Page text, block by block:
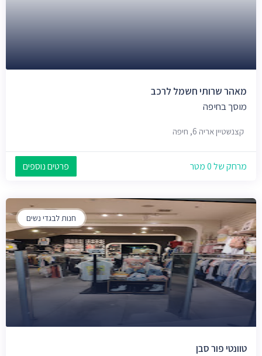
מאהר שרותי חשמל לרכב
מוסך בחיפה
קצנשטיין אריה 6, חיפה
מרחק של 0 מטר פרטים נוספים
חנות לבגדי נשים
טוונטי פור סבן